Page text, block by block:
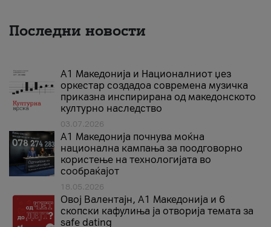
Последни новости
А1 Македонија и Националниот џез
оркестар создадоа современа музичка
приказна инспирирана од македонското
културно наследство
03.07.2026
A1 Македонија почнува моќна
национална кампања за поодговорно
користење на технологијата во
сообраќајот
18.05.2026
Овој Валентајн, A1 Македонија и 6
скопски кафулиња ја отворија темата за
safe dating